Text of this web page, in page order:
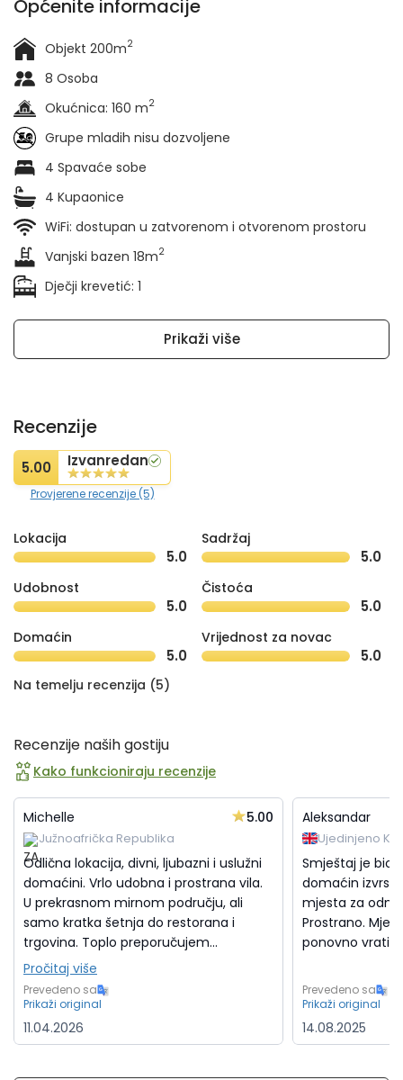
Općenite informacije
Objekt 200m2
8 Osoba
Okućnica: 160 m2
Grupe mladih nisu dozvoljene
4 Spavaće sobe
4 Kupaonice
WiFi: dostupan u zatvorenom i otvorenom prostoru
Vanjski bazen 18m2
Dječji krevetić: 1
Prikaži više
Recenzije
5.00 Izvanredan
Provjerene recenzije (5)
Lokacija
5.0
Sadržaj
5.0
Udobnost
5.0
Čistoća
5.0
Domaćin
5.0
Vrijednost za novac
5.0
Na temelju recenzija (5)
Recenzije naših gostiju
Kako funkcioniraju recenzije
Michelle 5.00
Južnoafrička Republika
Odlična lokacija, divni, ljubazni i uslužni
domaćini. Vrlo udobna i prostrana vila.
U prekrasnom mirnom području, ali
samo kratka šetnja do restorana i
trgovina. Toplo preporučujem...
Pročitaj više
Prevedeno sa
Prikaži original
11.04.2026
Aleksandar
Ujedinjeno
Smještaj je bio
domaćin
mjesta za
Prostrano.
ponovno vratili.
Prevedeno sa
Prikaži original
14.08.2025